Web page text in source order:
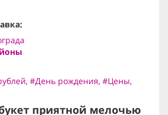
, #День рождения, #Цены,
приятной мелочью